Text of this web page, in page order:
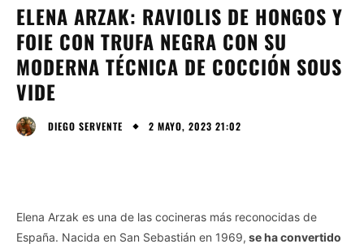
ELENA ARZAK: RAVIOLIS DE HONGOS Y
FOIE CON TRUFA NEGRA CON SU
MODERNA TÉCNICA DE COCCIÓN SOUS
VIDE
DIEGO SERVENTE 2 MAYO, 2023 21:02
Elena Arzak es una de las cocineras más reconocidas de
España. Nacida en San Sebastián en 1969, se ha convertido